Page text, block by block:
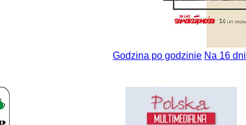
Godzina po godzinie Na 16 dni